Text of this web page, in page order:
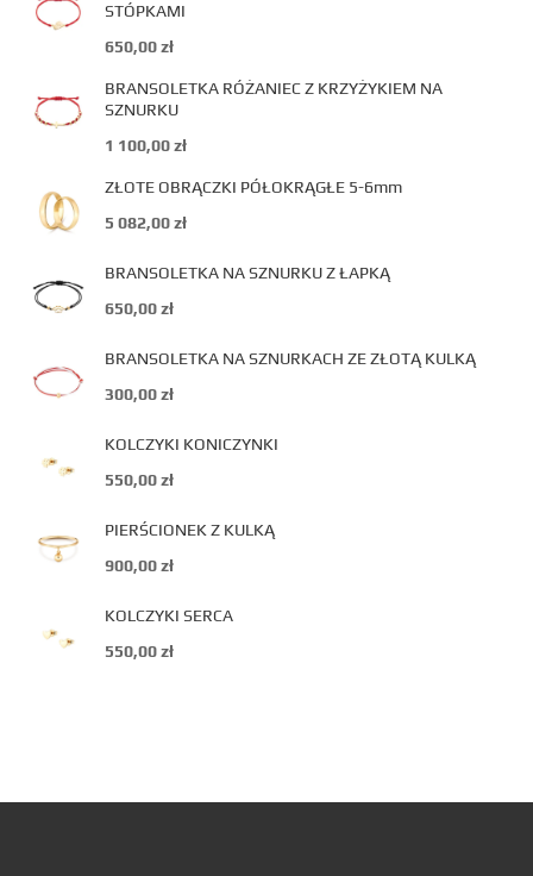
STÓPKAMI
650,00zł
BRANSOLETKA RÓŻANIEC Z KRZYŻYKIEM NA
SZNURKU
1 100,00zł
ZŁOTE OBRĄCZKI PÓŁOKRĄGŁE 5-6mm
5 082,00zł
BRANSOLETKA NA SZNURKU Z ŁAPKĄ
650,00zł
BRANSOLETKA NA SZNURKACH ZE ZŁOTĄ KULKĄ
300,00zł
KOLCZYKI KONICZYNKI
550,00zł
PIERŚCIONEK Z KULKĄ
900,00zł
KOLCZYKI SERCA
550,00zł